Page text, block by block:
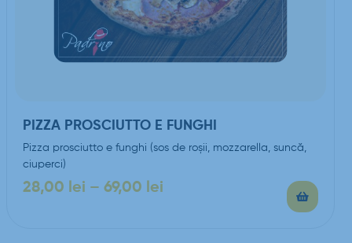
PIZZA PROSCIUTTO E FUNGHI
Pizza prosciutto e funghi (sos de roşii, mozzarella, suncă,
ciuperci)
28,00 lei – 69,00 lei